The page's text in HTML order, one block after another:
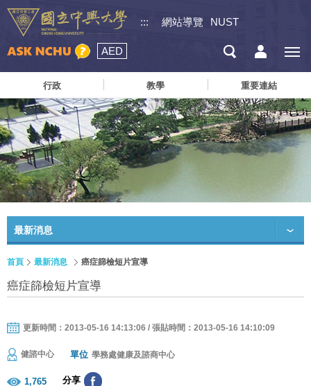
::: 網站導覽 NUST
AED
行政 教學 重要連結
最新消息
首頁 最新消息 癌症篩檢短片宣導
癌症篩檢短片宣導
更新時間：2013-05-16 14:13:06 / 張貼時間：2013-05-16 14:10:09
健諮中心 單位 學務處健康及諮商中心
1,765 分享